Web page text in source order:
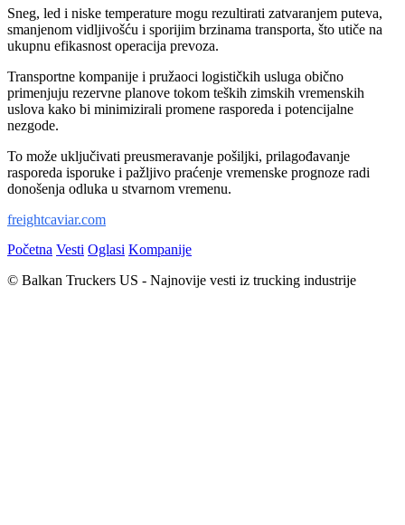
Sneg, led i niske temperature mogu rezultirati zatvaranjem puteva,
smanjenom vidljivošću i sporijim brzinama transporta, što utiče na
ukupnu efikasnost operacija prevoza.
Transportne kompanije i pružaoci logističkih usluga obično
primenjuju rezervne planove tokom teških zimskih vremenskih
uslova kako bi minimizirali promene rasporeda i potencijalne
nezgode.
To može uključivati preusmeravanje pošiljki, prilagođavanje
rasporeda isporuke i pažljivo praćenje vremenske prognoze radi
donošenja odluka u stvarnom vremenu.
freightcaviar.com
Početna Vesti Oglasi Kompanije
© Balkan Truckers US - Najnovije vesti iz trucking industrije